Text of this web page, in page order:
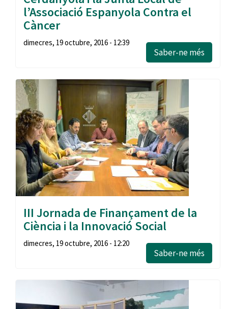
l’Associació Espanyola Contra el
Càncer
dimecres, 19 octubre, 2016 - 12:39
Saber-ne més
III Jornada de Finançament de la
Ciència i la Innovació Social
dimecres, 19 octubre, 2016 - 12:20
Saber-ne més